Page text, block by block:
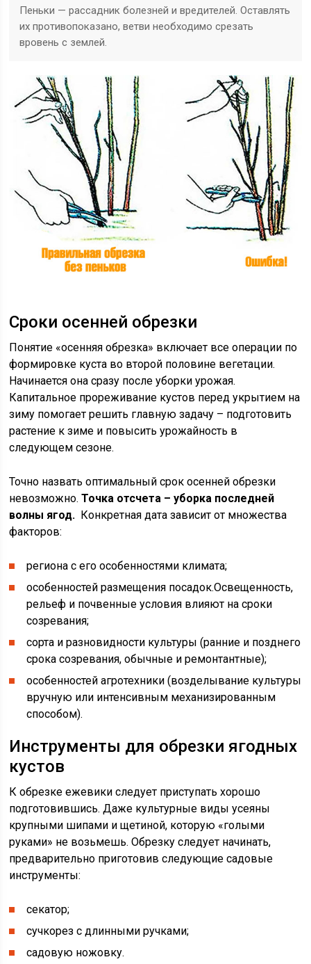
Пеньки — рассадник болезней и вредителей. Оставлять
их противопоказано, ветви необходимо срезать
вровень с землей.
Сроки осенней обрезки
Понятие «осенняя обрезка» включает все операции по
формировке куста во второй половине вегетации.
Начинается она сразу после уборки урожая.
Капитальное прореживание кустов перед укрытием на
зиму помогает решить главную задачу – подготовить
растение к зиме и повысить урожайность в
следующем сезоне.
Точно назвать оптимальный срок осенней обрезки
невозможно.Точка отсчета – уборка последней
волны ягод. Конкретная дата зависит от множества
факторов:
региона с его особенностями климата;
особенностей размещения посадок.Освещенность,
рельеф и почвенные условия влияют на сроки
созревания;
сорта и разновидности культуры (ранние и позднего
срока созревания, обычные и ремонтантные);
особенностей агротехники (возделывание культуры
вручную или интенсивным механизированным
способом).
Инструменты для обрезки ягодных
кустов
К обрезке ежевики следует приступать хорошо
подготовившись. Даже культурные виды усеяны
крупными шипами и щетиной, которую «голыми
руками» не возьмешь. Обрезку следует начинать,
предварительно приготовив следующие садовые
инструменты:
секатор;
сучкорез с длинными ручками;
садовую ножовку.